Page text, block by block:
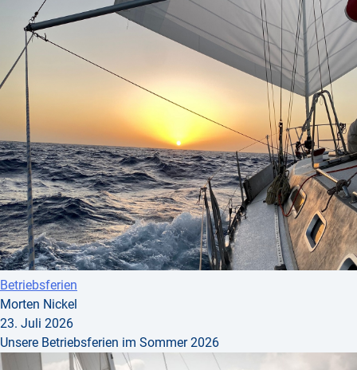
Betriebsferien
Morten Nickel
23. Juli 2026
Unsere Betriebsferien im Sommer 2026